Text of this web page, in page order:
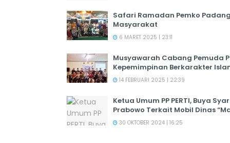
Safari Ramadan Pemko
Masyarakat
6 MARET 2025 | 23:11
Musyawarah Cabang Pemuda
Kepemimpinan Berkarakter
14 FEBRUARI 2025 | 22:39
Ketua Umum PP PERTI, Buya
Prabowo Terkait Mobil Dinas
30 OKTOBER 2024 | 16:25